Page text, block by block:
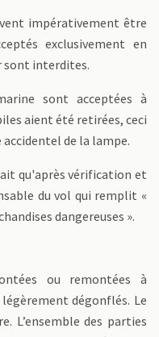
impérativement être
exclusivement en
sont interdites.
sont acceptées à
aient été retirées, ceci
de la lampe.
qu'après vérification et
du vol qui remplit «
dangereuses ».
ou remontées à
dégonflés. Le
L’ensemble des parties